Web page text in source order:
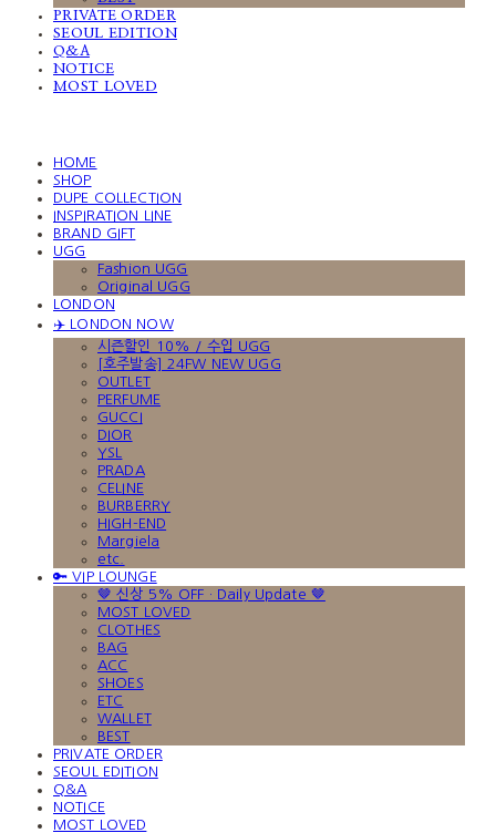
PRIVATE ORDER
SEOUL EDITION
Q&A
NOTICE
MOST LOVED
HOME
SHOP
DUPE COLLECTION
INSPIRATION LINE
BRAND GIFT
UGG
Fashion UGG
Original UGG
LONDON
✈️ LONDON NOW
시즌할인 10% / 수입 UGG
[호주발송] 24FW NEW UGG
OUTLET
PERFUME
GUCCI
DIOR
YSL
PRADA
CELINE
BURBERRY
HIGH-END
Margiela
etc.
🔑 VIP LOUNGE
🤎 신상 5% OFF · Daily Update 🤎
MOST LOVED
CLOTHES
BAG
ACC
SHOES
ETC
WALLET
BEST
PRIVATE ORDER
SEOUL EDITION
Q&A
NOTICE
MOST LOVED